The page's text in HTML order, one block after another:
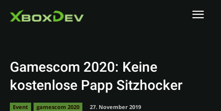
Gamescom 2020: Keine
kostenlose Papp Sitzhocker
Event gamescom 2020 27. November 2019